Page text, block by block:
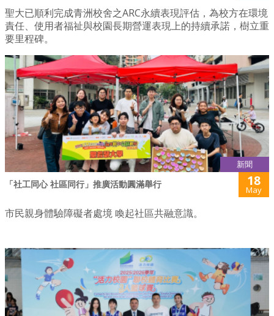
聖大已順利完成青洲校舍之ARC永續表現評估，為校方在環境
責任、使用者福祉與校園長期營運表現上的持續承諾，樹立重
要里程碑。
新聞
「社工同心 社區同行」推廣活動圓滿舉行 18
May
市民親身體驗障礙者處境 喚起社區共融意識。